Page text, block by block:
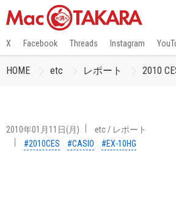
X Facebook Threads Instagram
HOME etc レポート 2010
2010年01月11日(月) etc/ レポート
#2010CES
#CASIO #EX-10HG